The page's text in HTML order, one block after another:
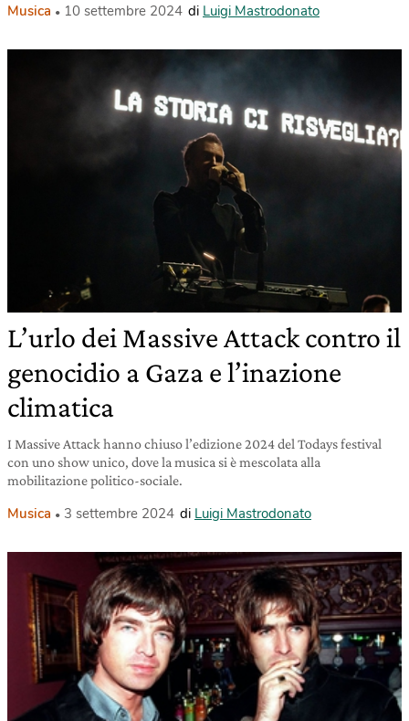
Musica 10 settembre 2024 di Luigi Mastrodonato
L’urlo dei Massive Attack contro il
genocidio a Gaza e l’inazione
climatica
I Massive Attack hanno chiuso l’edizione 2024 del Todays festival
con uno show unico, dove la musica si è mescolata alla
mobilitazione politico-sociale.
Musica 3 settembre 2024 di Luigi Mastrodonato